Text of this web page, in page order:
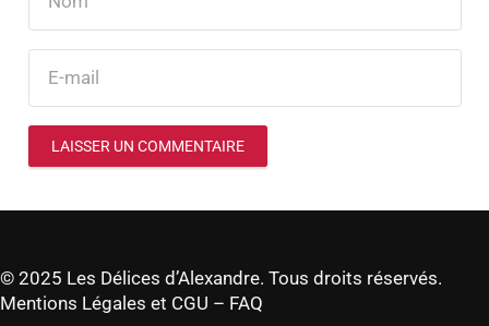
LAISSER UN COMMENTAIRE
© 2025 Les Délices d’Alexandre. Tous droits réservés.
Mentions Légales et CGU – FAQ